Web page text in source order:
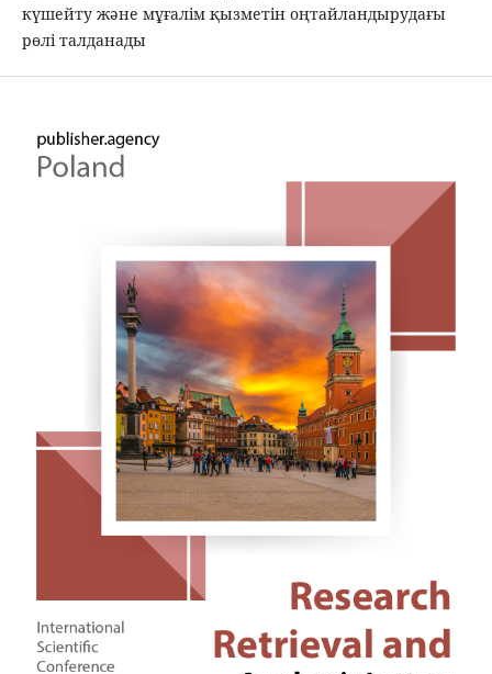
күшейту және мұғалім қызметін оңтайландырудағы
рөлі талданады